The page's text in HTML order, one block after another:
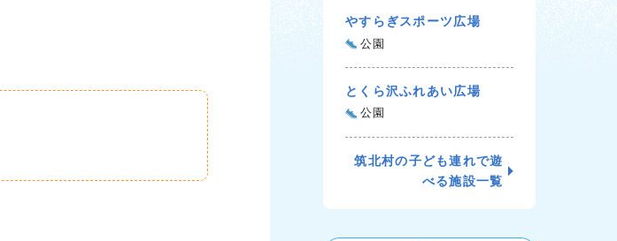
やすらぎスポーツ広場
公園
とくら沢ふれあい広場
公園
筑北村の子ども連れで遊
べる施設一覧